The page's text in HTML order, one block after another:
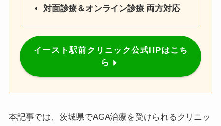
対面診療＆オンライン診療 両方対応
イースト駅前クリニック公式HPはこち
ら
本記事では、茨城県でAGA治療を受けられるクリニッ